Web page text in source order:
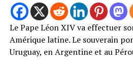
Le Pape Léon XIV va effectuer
Amérique latine. Le souverain
Uruguay, en Argentine et au